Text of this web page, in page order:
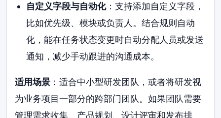
自定义字段与自动化：支持添加自定义字段，
比如优先级、模块或负责人。结合规则自动
化，能在任务状态变更时自动分配人员或发送
通知，减少手动跟进的沟通成本。
适用场景 ：适合中小型研发团队，或者将研发视
为业务项目一部分的跨部门团队。如果团队需要
管理需求收集、产品规划、设计评审和发布排